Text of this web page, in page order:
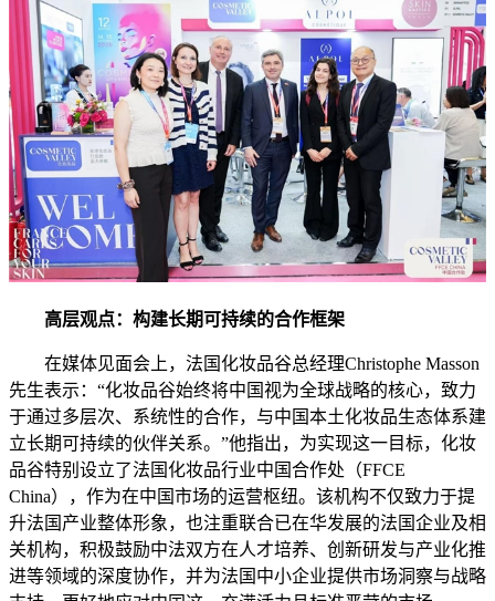
高层观点：构建长期可持续的合作框架
在媒体见面会上，法国化妆品谷总经理Christophe Masson
先生表示：“化妆品谷始终将中国视为全球战略的核心，致力
于通过多层次、系统性的合作，与中国本土化妆品生态体系建
立长期可持续的伙伴关系。”他指出，为实现这一目标，化妆
品谷特别设立了法国化妆品行业中国合作处（FFCE
China），作为在中国市场的运营枢纽。该机构不仅致力于提
升法国产业整体形象，也注重联合已在华发展的法国企业及相
关机构，积极鼓励中法双方在人才培养、创新研发与产业化推
进等领域的深度协作，并为法国中小企业提供市场洞察与战略